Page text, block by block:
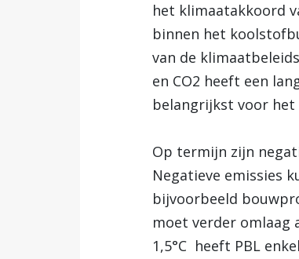
het klimaatakkoord
binnen het
van de
en CO2 heeft een
belangrijkst voor
Op termijn zijn
Negatieve emissies
bijvoorbeeld
moet verder omlaag
1,5°C heeft PBL